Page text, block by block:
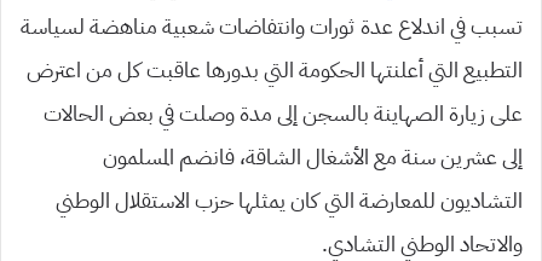
تسبب في اندلاع عدة ثورات وانتفاضات شعبية مناهضة لسياسة
التطبيع التي أعلنتها الحكومة التي بدورها عاقبت كل من اعترض
على زيارة الصهاينة بالسجن إلى مدة وصلت في بعض الحالات
إلى عشرين سنة مع الأشغال الشاقة، فانضم المسلمون
التشاديون للمعارضة التي كان يمثلها حزب الاستقلال الوطني
والاتحاد الوطني التشادي.